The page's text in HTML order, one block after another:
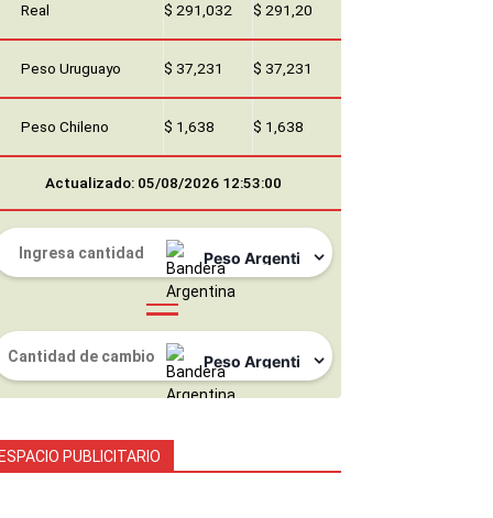
Real $ 291,032 $ 291,20
Peso Uruguayo $ 37,231 $ 37,231
Peso Chileno $ 1,638 $ 1,638
Actualizado: 05/08/2026 12:53:00
ESPACIO PUBLICITARIO